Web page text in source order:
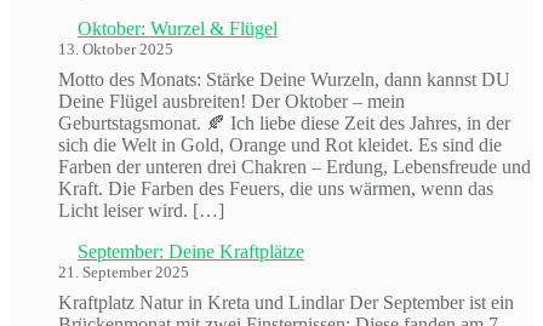
Oktober: Wurzel & Flügel
13. Oktober 2025
Motto des Monats: Stärke Deine Wurzeln, dann kannst DU
Deine Flügel ausbreiten! Der Oktober – mein
Geburtstagsmonat. 🍂 Ich liebe diese Zeit des Jahres, in der
sich die Welt in Gold, Orange und Rot kleidet. Es sind die
Farben der unteren drei Chakren – Erdung, Lebensfreude und
Kraft. Die Farben des Feuers, die uns wärmen, wenn das
Licht leiser wird. […]
September: Deine Kraftplätze
21. September 2025
Kraftplatz Natur in Kreta und Lindlar Der September ist ein